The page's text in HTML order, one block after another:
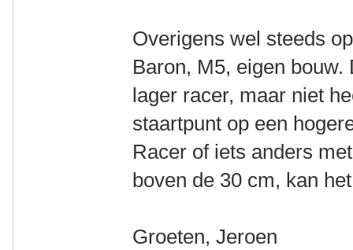
Overigens wel steeds
Baron, M5, eigen
lager racer, maar niet
staartpunt op een
Racer of iets anders
boven de 30 cm, kan
Groeten, Jeroen